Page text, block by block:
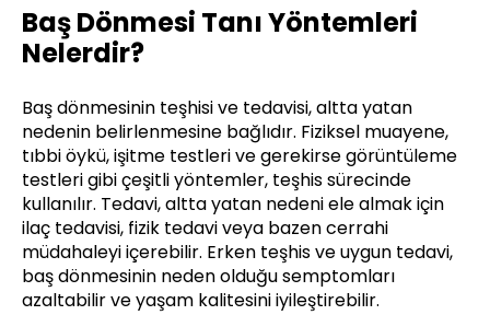
Baş Dönmesi Tanı Yöntemleri
Nelerdir?
Baş dönmesinin teşhisi ve tedavisi, altta yatan
nedenin belirlenmesine bağlıdır. Fiziksel muayene,
tıbbi öykü, işitme testleri ve gerekirse görüntüleme
testleri gibi çeşitli yöntemler, teşhis sürecinde
kullanılır. Tedavi, altta yatan nedeni ele almak için
ilaç tedavisi, fizik tedavi veya bazen cerrahi
müdahaleyi içerebilir. Erken teşhis ve uygun tedavi,
baş dönmesinin neden olduğu semptomları
azaltabilir ve yaşam kalitesini iyileştirebilir.